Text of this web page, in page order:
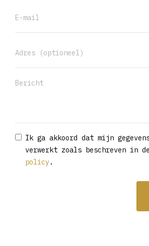
Ik ga akkoord dat mijn
verwerkt zoals beschreven in de
policy.